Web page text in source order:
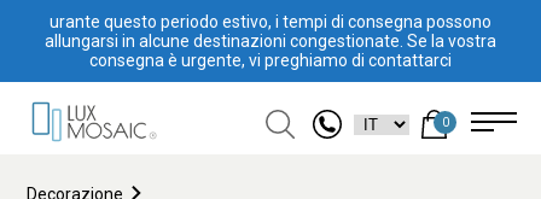
urante questo periodo estivo, i tempi di consegna possono
allungarsi in alcune destinazioni congestionate. Se la vostra
consegna è urgente, vi preghiamo di contattarci
0
Decorazione